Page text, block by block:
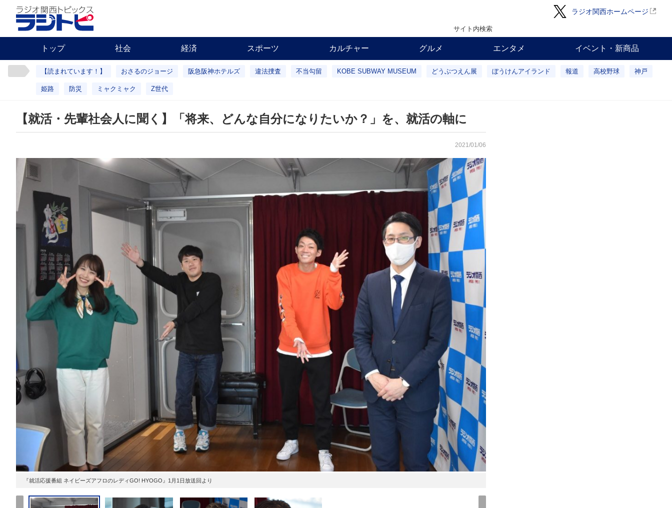
ラジオ関西ホームページ
サイト内検索
トップ 社会 経済 スポーツ カルチャー グルメ エンタメ イベント・新商品
【読まれています！】 おさるのジョージ 阪急阪神ホテルズ 違法捜査 不当勾留 KOBE SUBWAY MUSEUM どうぶつえん展 ぼうけんアイランド 報道 高校野球 神戸
姫路 防災 ミャクミャク Z世代
【就活・先輩社会人に聞く】「将来、どんな自分になりたいか？」を、就活の軸に
2021/01/06
『就活応援番組 ネイビーズアフロのレディGO! HYOGO』1月1日放送回より